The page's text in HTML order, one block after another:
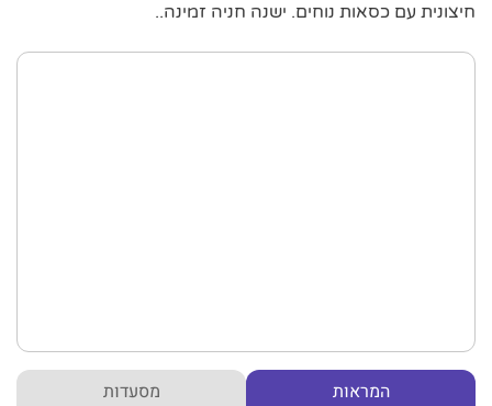
חיצונית עם כסאות נוחים. ישנה חניה זמינה..
המראות מסעדות